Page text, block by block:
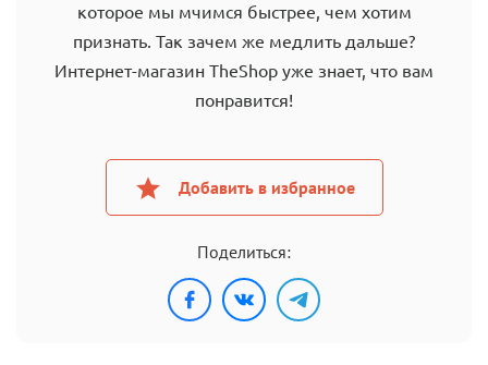
которое мы мчимся быстрее, чем хотим
признать. Так зачем же медлить дальше?
Интернет-магазин TheShop уже знает, что вам
понравится!
Добавить в избранное
Поделиться: